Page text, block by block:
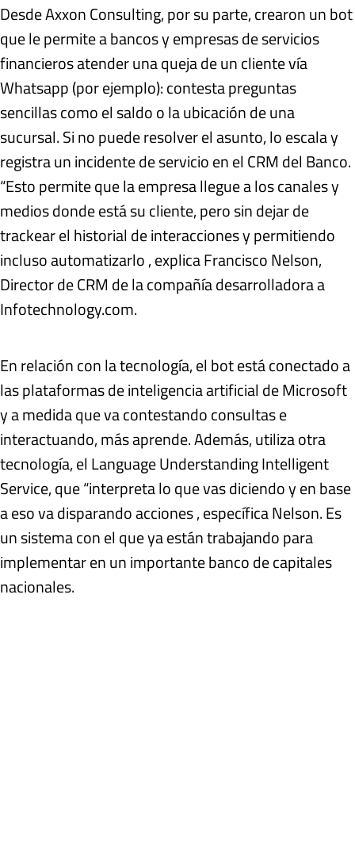
Desde Axxon Consulting, por su parte, crearon un bot
que le permite a bancos y empresas de servicios
financieros atender una queja de un cliente vía
Whatsapp (por ejemplo): contesta preguntas
sencillas como el saldo o la ubicación de una
sucursal. Si no puede resolver el asunto, lo escala y
registra un incidente de servicio en el CRM del Banco.
“Esto permite que la empresa llegue a los canales y
medios donde está su cliente, pero sin dejar de
trackear el historial de interacciones y permitiendo
incluso automatizarlo , explica Francisco Nelson,
Director de CRM de la compañía desarrolladora a
Infotechnology.com.
En relación con la tecnología, el bot está conectado a
las plataformas de inteligencia artificial de Microsoft
y a medida que va contestando consultas e
interactuando, más aprende. Además, utiliza otra
tecnología, el Language Understanding Intelligent
Service, que “interpreta lo que vas diciendo y en base
a eso va disparando acciones , específica Nelson. Es
un sistema con el que ya están trabajando para
implementar en un importante banco de capitales
nacionales.